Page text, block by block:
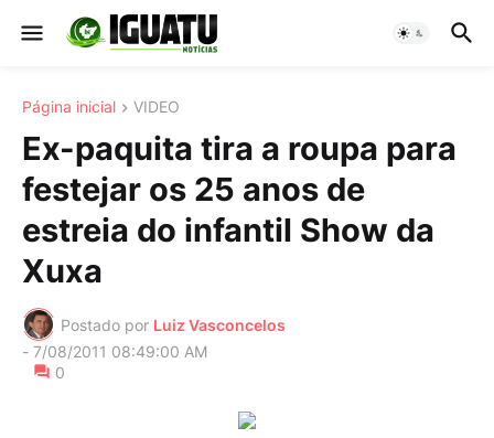
Página inicial VIDEO
Ex-paquita tira a roupa para
festejar os 25 anos de
estreia do infantil Show da
Xuxa
Postado por Luiz Vasconcelos
- 7/08/2011 08:49:00 AM
0